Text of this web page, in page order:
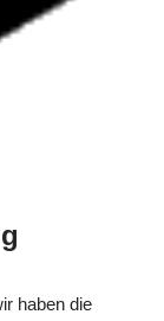
haben die